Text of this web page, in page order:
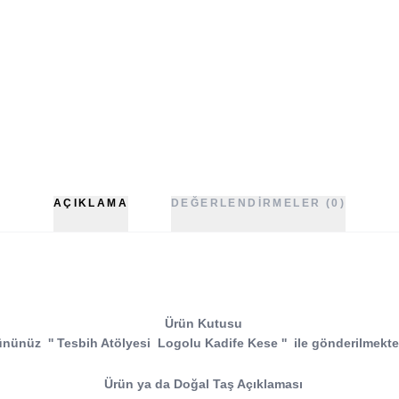
AÇIKLAMA DEĞERLENDIRMELER (0)
Ürün Kutusu
'' Tesbih Atölyesi Logolu Kadife Kese '' ile
Ürün ya da Doğal Taş Açıklaması